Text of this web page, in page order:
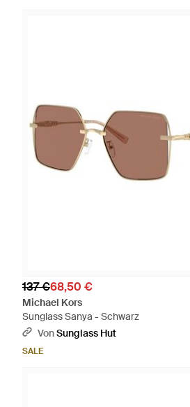
137 €68,50 €
Michael Kors
Sunglass Sanya - Schwarz
VonSunglass Hut
SALE